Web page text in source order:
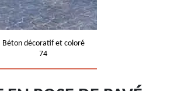
Béton décoratif et coloré
74